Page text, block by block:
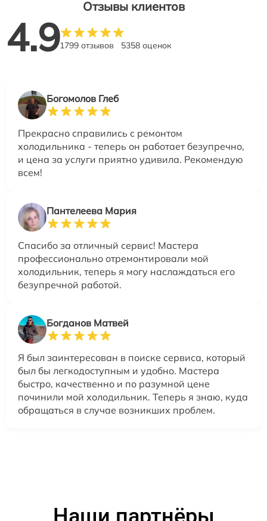
Отзывы клиентов
4.91799 отзывов 5358 оценок
Богомолов Глеб
Прекрасно справились с ремонтом
холодильника - теперь он работает безупречно,
и цена за услуги приятно удивила. Рекомендую
всем!
Пантелеева Мария
Спасибо за отличный сервис! Мастера
профессионально отремонтировали мой
холодильник, теперь я могу наслаждаться его
безупречной работой.
Богданов Матвей
Я был заинтересован в поиске сервиса, который
был бы легкодоступным и удобно. Мастера
быстро, качественно и по разумной цене
починили мой холодильник. Теперь я знаю, куда
обращаться в случае возникших проблем.